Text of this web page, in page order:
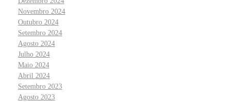
Novembro 2024
Outubro 2024
Setembro 2024
Agosto 2024
Julho 2024
Maio 2024
Abril 2024
Setembro 2023
Agosto 2023